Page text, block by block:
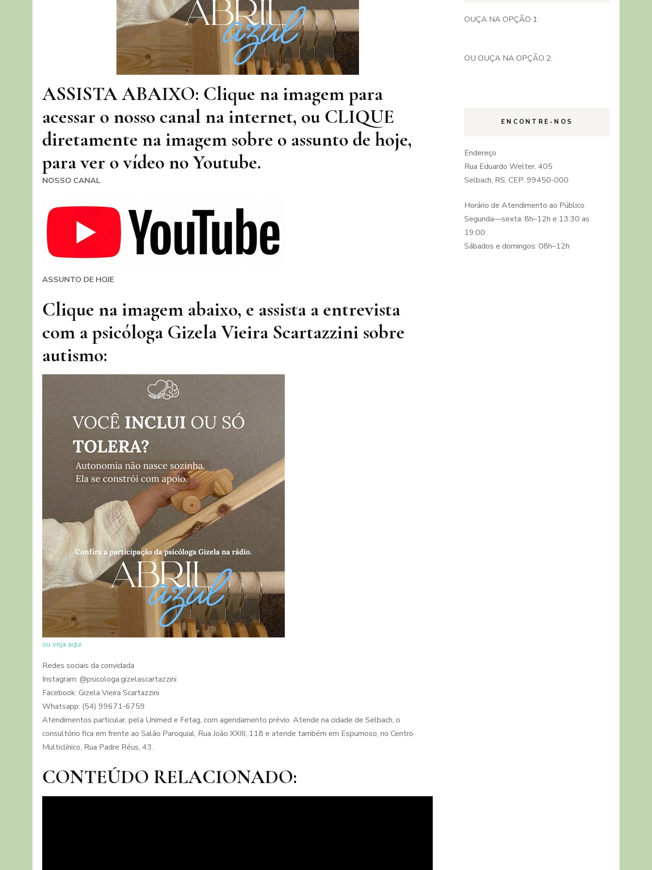
ASSISTA ABAIXO: Clique na imagem para
acessar o nosso canal na internet, ou CLIQUE
diretamente na imagem sobre o assunto de hoje,
para ver o vídeo no Youtube.
NOSSO CANAL
ASSUNTO DE HOJE
Clique na imagem abaixo, e assista a entrevista
com a psicóloga Gizela Vieira Scartazzini sobre
autismo:
ou veja aqui
Redes sociais da convidada
Instagram: @psicologa.gizelascartazzini
Facebook: Gizela Vieira Scartazzini
Whatsapp: (54) 99671-6759
Atendimentos particular, pela Unimed e Fetag, com agendamento prévio. Atende na cidade de Selbach, o
consultório fica em frente ao Salão Paroquial, Rua João XXIII, 118 e atende também em Espumoso, no Centro
Multiclínico, Rua Padre Réus, 43.
CONTEÚDO RELACIONADO:
OUÇA NA OPÇÃO 1:
OU OUÇA NA OPÇÃO 2:
ENCONTRE-NOS
Endereço
Rua Eduardo Welter, 405
Selbach, RS, CEP: 99450-000
Horário de Atendimento ao Público
Segunda—sexta: 8h–12h e 13:30 as
19:00
Sábados e domingos: 08h–12h